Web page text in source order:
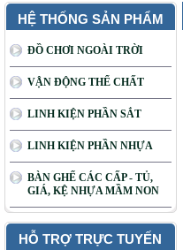
HỆ THỐNG SẢN PHẨM
ĐỒ CHƠI NGOÀI TRỜI
VẬN ĐỘNG THỂ CHẤT
LINH KIỆN PHẦN SẮT
LINH KIỆN PHẦN NHỰA
BÀN GHẾ CÁC CẤP - TỦ,
GIÁ, KỆ NHỰA MẦM NON
HỖ TRỢ TRỰC TUYẾN